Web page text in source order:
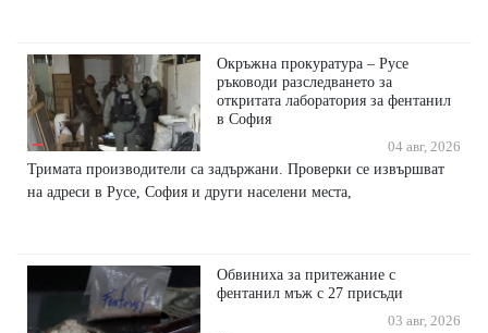
Окръжна прокуратура – Русе
ръководи разследването за
откритата лаборатория за фентанил
в София
04 авг, 2026
Тримата производители са задържани. Проверки се извършват
на адреси в Русе, София и други населени места,
Обвиниха за притежание с
фентанил мъж с 27 присъди
03 авг, 2026